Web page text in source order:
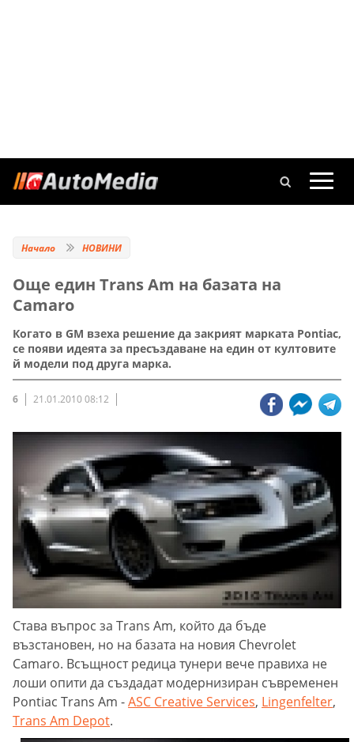
Начало НОВИНИ
Още един Trans Am на базата на
Camaro
Когато в GM взеха решение да закрият марката Pontiac,
се появи идеята за пресъздаване на един от култовите
й модели под друга марка.
6 21.01.2010 08:12
Става въпрос за Trans Am, който да бъде
възстановен, но на базата на новия Chevrolet
Camaro. Всъщност редица тунери вече правиха не
лоши опити да създадат модернизиран съвременен
Pontiac Trans Am -ASC Creative Services, Lingenfelter,
Trans Am Depot.